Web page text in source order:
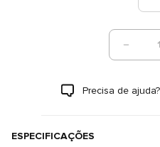
1
Precisa de ajuda?
ESPECIFICAÇÕES